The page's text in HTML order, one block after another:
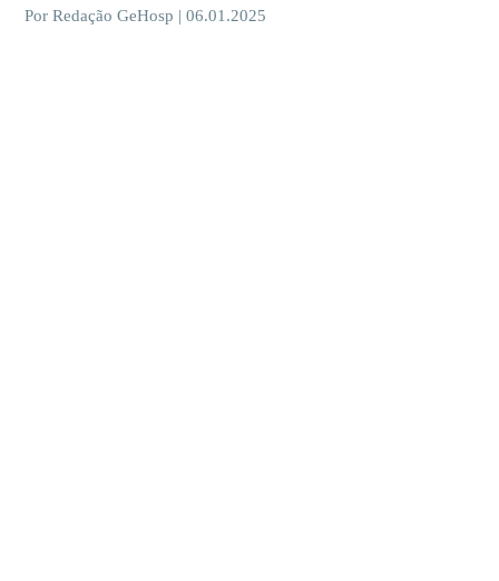
Por Redação GeHosp | 06.01.2025